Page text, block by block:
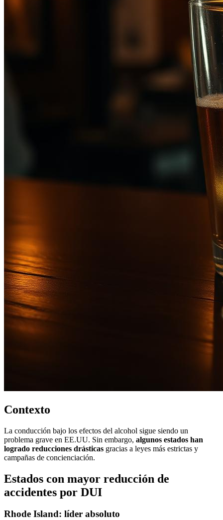
Contexto
La conducción bajo los efectos del alcohol sigue siendo un
problema grave en EE.UU. Sin embargo, algunos estados han
logrado reducciones drásticas gracias a leyes más estrictas y
campañas de concienciación.
Estados con mayor reducción de
accidentes por DUI
Rhode Island: líder absoluto